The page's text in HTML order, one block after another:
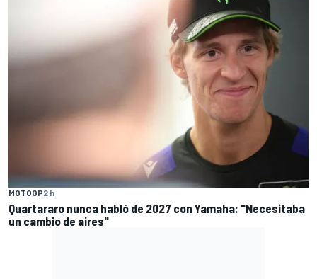
MOTOGP2 h
Quartararo nunca habló de 2027 con Yamaha: "Necesitaba
un cambio de aires"